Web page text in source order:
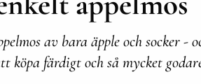
av bara äpple och socker -
köpa färdigt och så mycket